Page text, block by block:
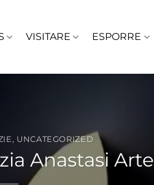
VISITARE ESPORRE
, UNCATEGORIZED
Anastasi Arte